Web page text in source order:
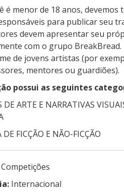
é menor de 18 anos, devemos
para publicar seu
devem apresentar seu
com o grupo
de jovens artistas (por
mentores ou guardiões).
possui as seguintes
DE ARTE E NARRATIVAS
DE FICÇÃO E NÃO-FICÇÃO
Competições
Internacional